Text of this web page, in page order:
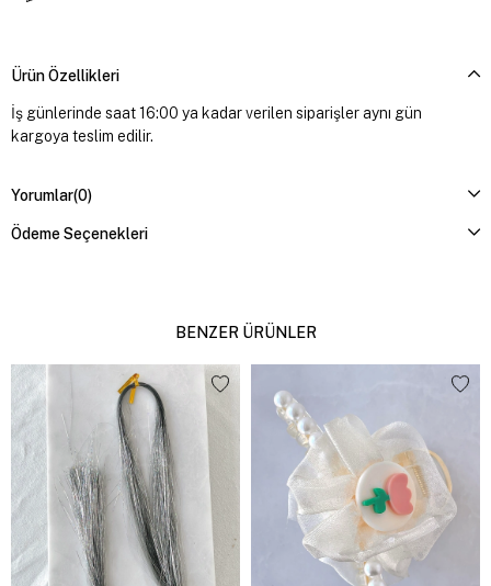
Ürün Özellikleri
İş günlerinde saat 16:00 ya kadar verilen siparişler aynı gün
kargoya teslim edilir.
Yorumlar(0)
Ödeme Seçenekleri
BENZER ÜRÜNLER